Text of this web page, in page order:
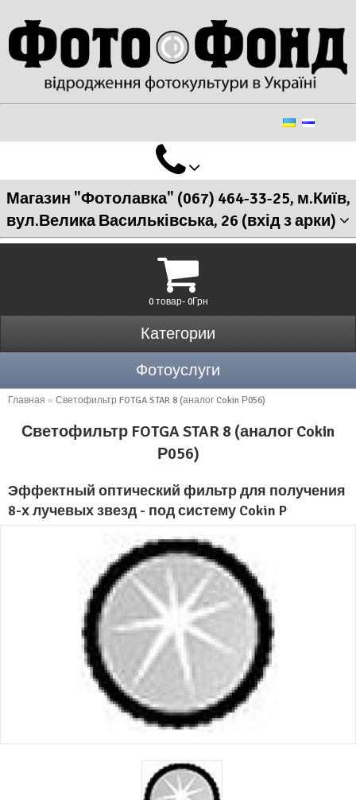
Магазин "Фотолавка" (067) 464-33-25, м.Київ,
вул.Велика Васильківська, 26 (вхід з арки)
0 товар- 0Грн
Категории
Фотоуслуги
Главная » Светофильтр FOTGA STAR 8 (аналог Cokin Р056)
Светофильтр FOTGA STAR 8 (аналог Cokin
Р056)
Эффектный оптический фильтр для получения
8-х лучевых звезд - под систему Cokin P